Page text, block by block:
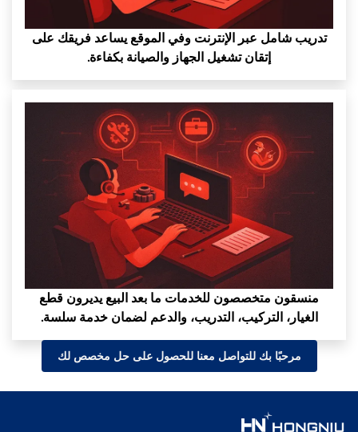
تدريب شامل عبر الإنترنت وفي الموقع يساعد فريقك على
إتقان تشغيل الجهاز والصيانة بكفاءة.
منسقون متخصصون للخدمات ما بعد البيع يديرون قطع
الغيار، التركيب، التدريب، والدعم لضمان خدمة سلسة.
مرحبًا بك للتواصل معنا للحصول على حل مخصص لك